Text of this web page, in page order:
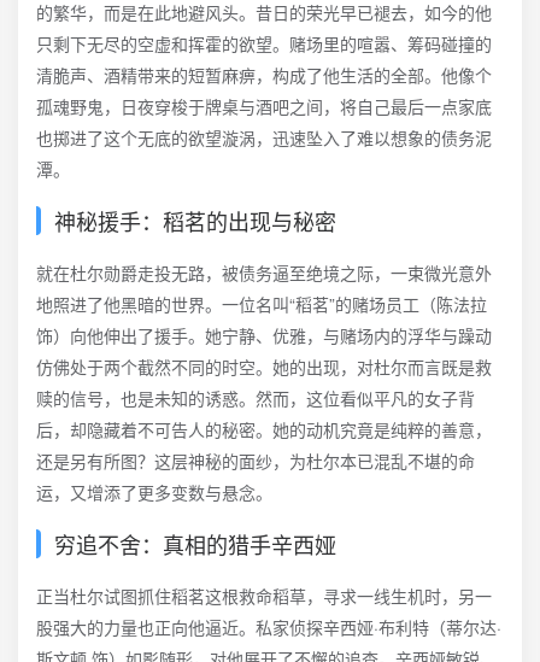
的繁华，而是在此地避风头。昔日的荣光早已褪去，如今的他
只剩下无尽的空虚和挥霍的欲望。赌场里的喧嚣、筹码碰撞的
清脆声、酒精带来的短暂麻痹，构成了他生活的全部。他像个
孤魂野鬼，日夜穿梭于牌桌与酒吧之间，将自己最后一点家底
也掷进了这个无底的欲望漩涡，迅速坠入了难以想象的债务泥
潭。
神秘援手：稻茗的出现与秘密
就在杜尔勋爵走投无路，被债务逼至绝境之际，一束微光意外
地照进了他黑暗的世界。一位名叫“稻茗”的赌场员工（陈法拉
饰）向他伸出了援手。她宁静、优雅，与赌场内的浮华与躁动
仿佛处于两个截然不同的时空。她的出现，对杜尔而言既是救
赎的信号，也是未知的诱惑。然而，这位看似平凡的女子背
后，却隐藏着不可告人的秘密。她的动机究竟是纯粹的善意，
还是另有所图？这层神秘的面纱，为杜尔本已混乱不堪的命
运，又增添了更多变数与悬念。
穷追不舍：真相的猎手辛西娅
正当杜尔试图抓住稻茗这根救命稻草，寻求一线生机时，另一
股强大的力量也正向他逼近。私家侦探辛西娅·布利特（蒂尔达·